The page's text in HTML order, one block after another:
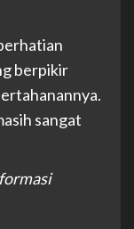
berpikir
sangat